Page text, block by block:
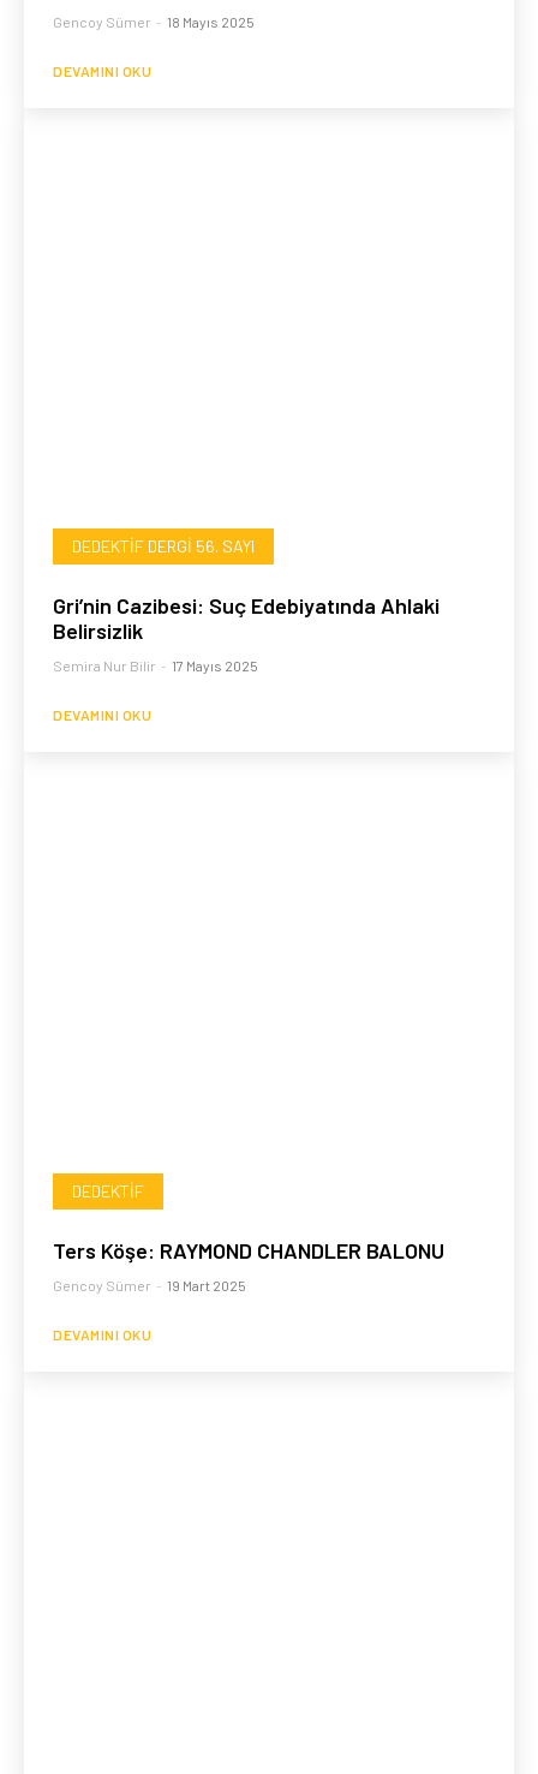
Gencoy Sümer - 18 Mayıs 2025
DEVAMINI OKU
DEDEKTIF DERGI 56. SAYI
Gri’nin Cazibesi: Suç Edebiyatında Ahlaki
Belirsizlik
Semira Nur Bilir - 17 Mayıs 2025
DEVAMINI OKU
DEDEKTIF
Ters Köşe: RAYMOND CHANDLER BALONU
Gencoy Sümer - 19 Mart 2025
DEVAMINI OKU